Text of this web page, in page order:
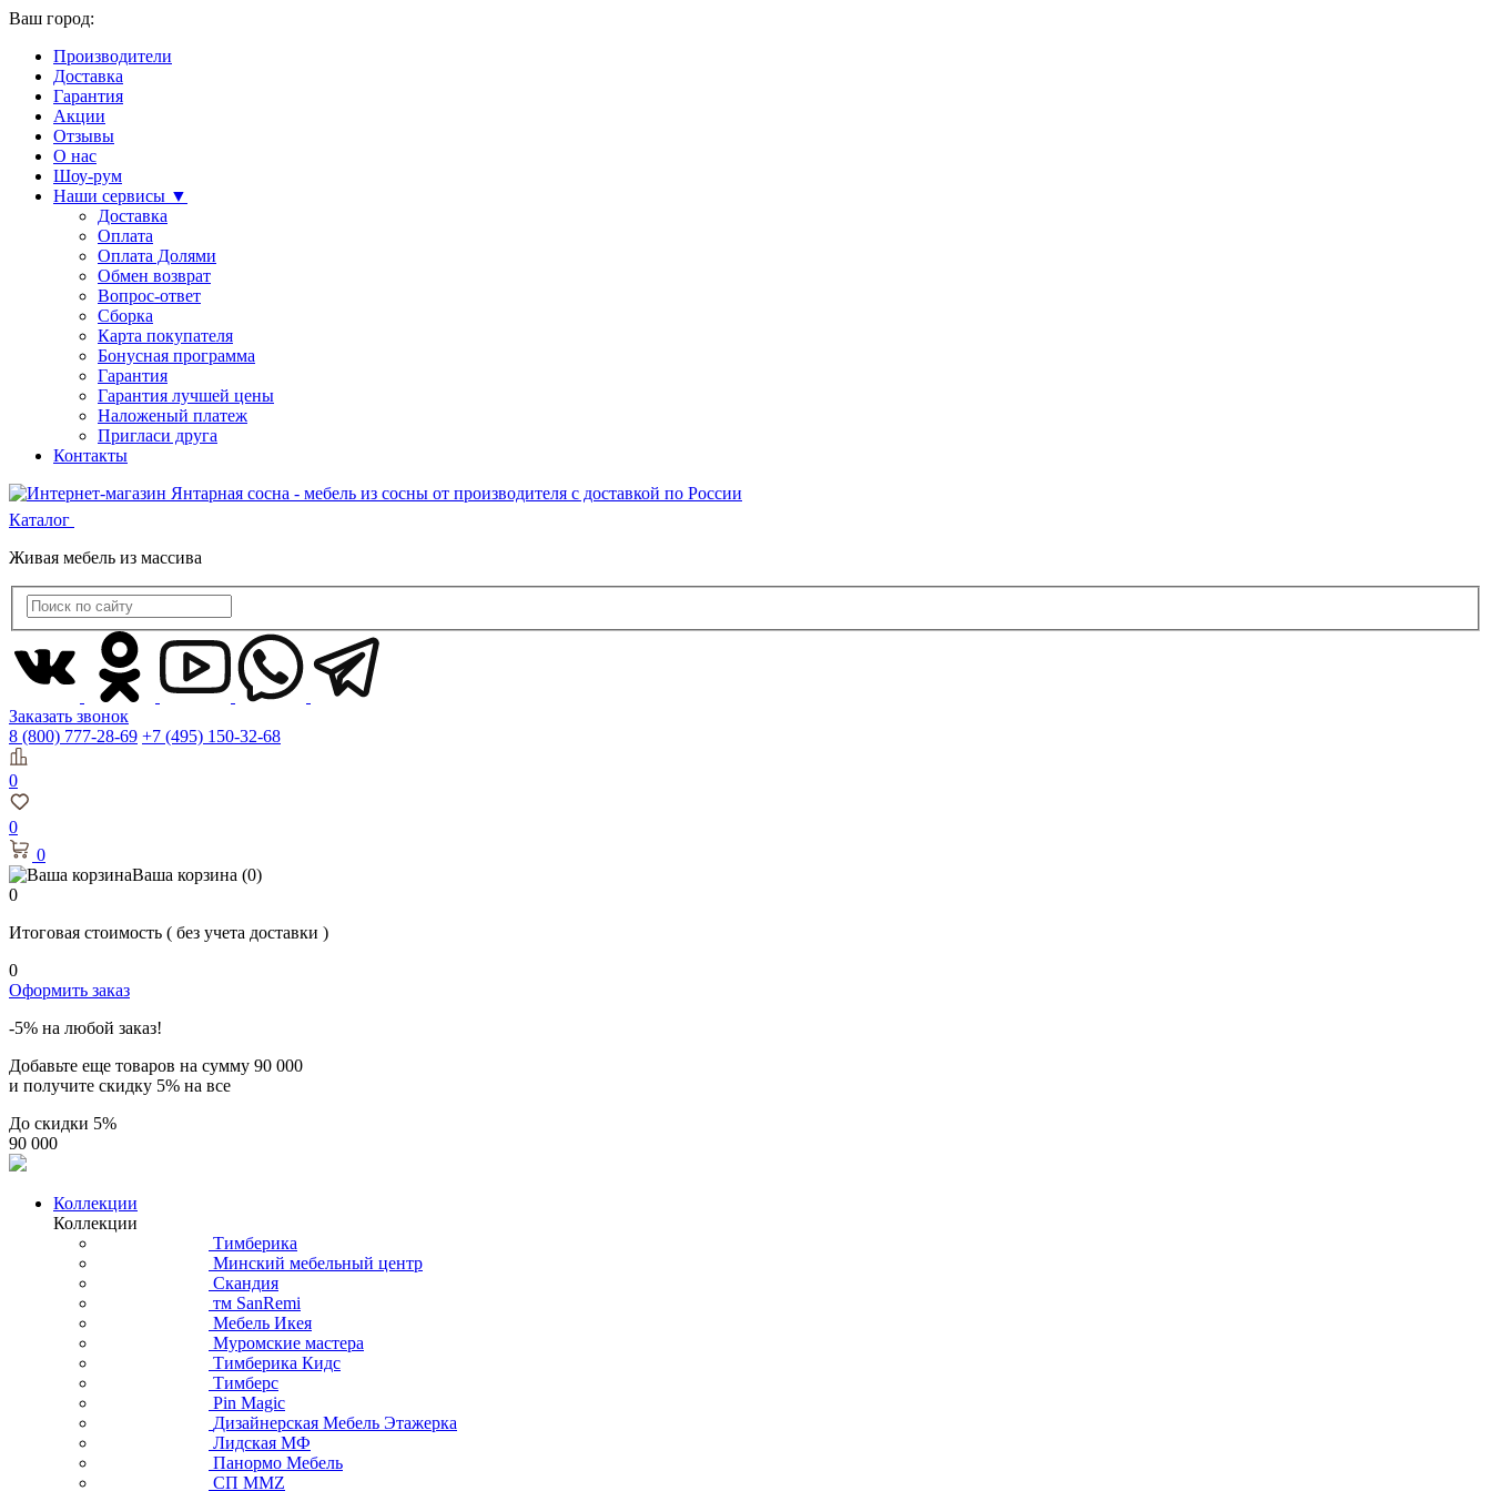
Ваш город:
Производители
Доставка
Гарантия
Акции
Отзывы
О нас
Шоу-рум
Наши сервисы ▼
Доставка
Оплата
Оплата Долями
Обмен возврат
Вопрос-ответ
Сборка
Карта покупателя
Бонусная программа
Гарантия
Гарантия лучшей цены
Наложеный платеж
Пригласи друга
Контакты
Каталог
Живая мебель из массива
Заказать звонок
8 (800) 777-28-69 +7 (495) 150-32-68
0
0
0
Ваша корзина (0)
0
Итоговая стоимость ( без учета доставки )
0
Оформить заказ
-5% на любой заказ!
Добавьте еще товаров на сумму 90 000
и получите скидку 5% на все
До скидки 5%
90 000
Коллекции
Коллекции
Тимберика
Минский мебельный центр
Скандия
тм SanRemi
Мебель Икея
Муромские мастера
Тимберика Кидс
Тимберс
Pin Magic
Дизайнерская Мебель Этажерка
Лидская МФ
Панормо Мебель
СП ММZ